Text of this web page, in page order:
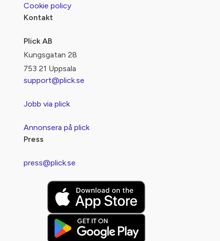
Cookie policy
Kontakt
Plick AB
Kungsgatan 28
753 21 Uppsala
support@plick.se
Jobb via plick
Annonsera på plick
Press
press@plick.se